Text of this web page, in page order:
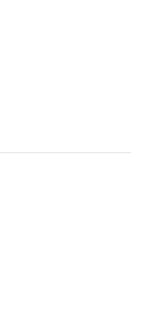
сентября по 1
в